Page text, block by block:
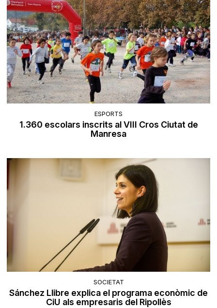
ESPORTS
1.360 escolars inscrits al VIII Cros Ciutat de
Manresa
SOCIETAT
Sánchez Llibre explica el programa econòmic de
CiU als empresaris del Ripollès